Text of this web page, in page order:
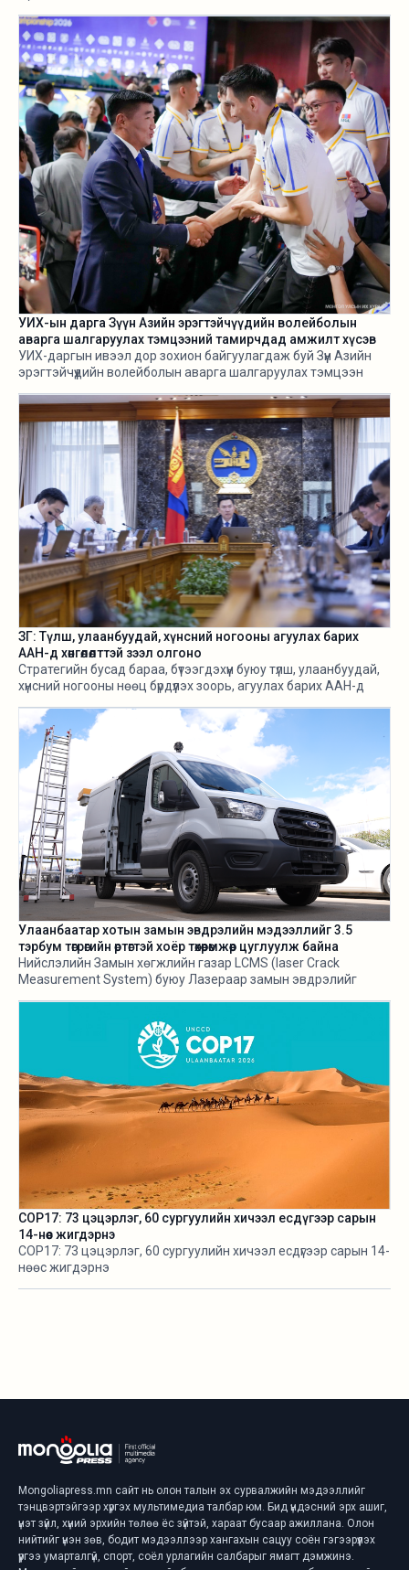
УИХ-ын дарга Зүүн Азийн эрэгтэйчүүдийн волейболын
аварга шалгаруулах тэмцээний тамирчдад амжилт хүсэв
УИХ-даргын ивээл дор зохион байгуулагдаж буй Зүүн Азийн
эрэгтэйчүүдийн волейболын аварга шалгаруулах тэмцээн
ЗГ: Түлш, улаанбуудай, хүнсний ногооны агуулах барих
ААН-д хөнгөлөлттэй зээл олгоно
Стратегийн бусад бараа, бүтээгдэхүүн буюу түлш, улаанбуудай,
хүнсний ногооны нөөц бүрдүүлэх зоорь, агуулах барих ААН-д
салбарын сайд нарт үүрэг болголоо.
Улаанбаатар хотын замын эвдрэлийн мэдээллийг 3.5
тэрбум төгрөгийн өртөгтэй хоёр төхөөрөмжөөр цуглуулж байна
Нийслэлийн Замын хөгжлийн газар LCMS (laser Crack
Measurement System) буюу Лазераар замын эвдрэлийг
тэрбум орчим төгрөгийн өртөгтэй аж.
COP17: 73 цэцэрлэг, 60 сургуулийн хичээл есдүгээр сарын
14-нөөс жигдэрнэ
COP17: 73 цэцэрлэг, 60 сургуулийн хичээл есдүгээр сарын 14-
нөөс жигдэрнэ
Mongoliapress.mn сайт нь олон талын эх сурвалжийн мэдээллийг
тэнцвэртэйгээр хүргэх мультимедиа талбар юм. Бид үндэсний эрх ашиг,
үнэт зүйл, хүний эрхийн төлөө ёс зүйтэй, хараат бусаар ажиллана. Олон
нийтийг үнэн зөв, бодит мэдээллээр хангахын сацуу соён гэгээрүүлэх
үүргээ умарталгүй, спорт, соёл урлагийн салбарыг ямагт дэмжинэ.